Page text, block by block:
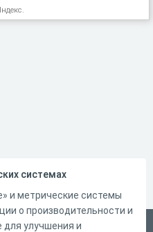
системах
и метрические системы
о производительности и
для улучшения и